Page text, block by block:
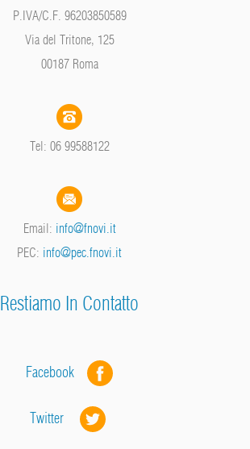
P.IVA/C.F. 96203850589
Via del Tritone, 125
00187 Roma
Tel: 06 99588122
Email: info@fnovi.it
PEC: info@pec.fnovi.it
Restiamo In Contatto
Facebook
Twitter